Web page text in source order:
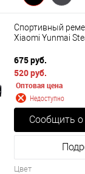
Спортивный
Xiaomi Yunmai
675 руб.
520 руб.
Оптовая цена
Недоступно
Сообщить о
Цвет